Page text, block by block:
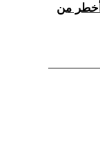
أخطر من